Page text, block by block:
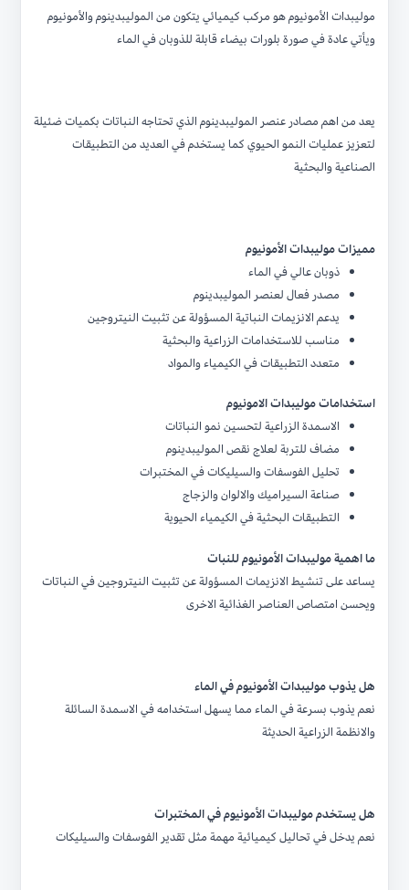
موليبدات الأمونيوم هو مركب كيميائي يتكون من الموليبدينوم والأمونيوم
ويأتي عادة في صورة بلورات بيضاء قابلة للذوبان في الماء
يعد من اهم مصادر عنصر الموليبدينوم الذي تحتاجه النباتات بكميات ضئيلة
لتعزيز عمليات النمو الحيوي كما يستخدم في العديد من التطبيقات
الصناعية والبحثية
مميزات موليبدات الأمونيوم
ذوبان عالي في الماء
مصدر فعال لعنصر الموليبدينوم
يدعم الانزيمات النباتية المسؤولة عن تثبيت النيتروجين
مناسب للاستخدامات الزراعية والبحثية
متعدد التطبيقات في الكيمياء والمواد
استخدامات موليبدات الامونيوم
الاسمدة الزراعية لتحسين نمو النباتات
مضاف للتربة لعلاج نقص الموليبدينوم
تحليل الفوسفات والسيليكات في المختبرات
صناعة السيراميك والالوان والزجاج
التطبيقات البحثية في الكيمياء الحيوية
ما اهمية موليبدات الأمونيوم للنبات
يساعد على تنشيط الانزيمات المسؤولة عن تثبيت النيتروجين في النباتات
ويحسن امتصاص العناصر الغذائية الاخرى
هل يذوب موليبدات الأمونيوم في الماء
نعم يذوب بسرعة في الماء مما يسهل استخدامه في الاسمدة السائلة
والانظمة الزراعية الحديثة
هل يستخدم موليبدات الأمونيوم في المختبرات
نعم يدخل في تحاليل كيميائية مهمة مثل تقدير الفوسفات والسيليكات